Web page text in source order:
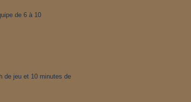
de 6 à 10
de jeu et 10 minutes de